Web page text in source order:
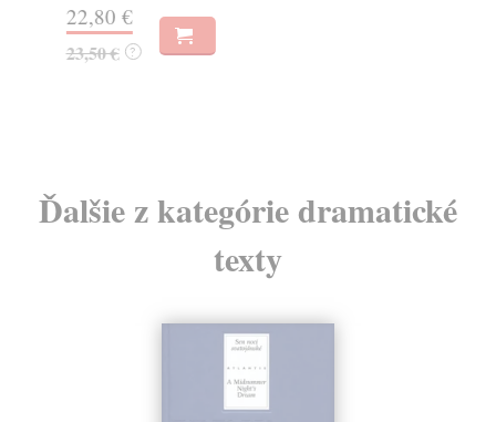
22,80 €
23,50 € ?
Ďalšie z kategórie dramatické
texty